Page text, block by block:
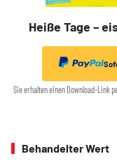
Heiße Tage –
Sie erhalten einen Download-Link
Behandelter Wert